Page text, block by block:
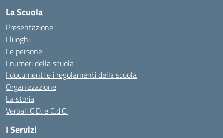
La Scuola
Presentazione
I luoghi
Le persone
I numeri della scuola
I documenti e i regolamenti della scuola
Organizzazione
La storia
Verbali C.D. e C.d.C.
I Servizi